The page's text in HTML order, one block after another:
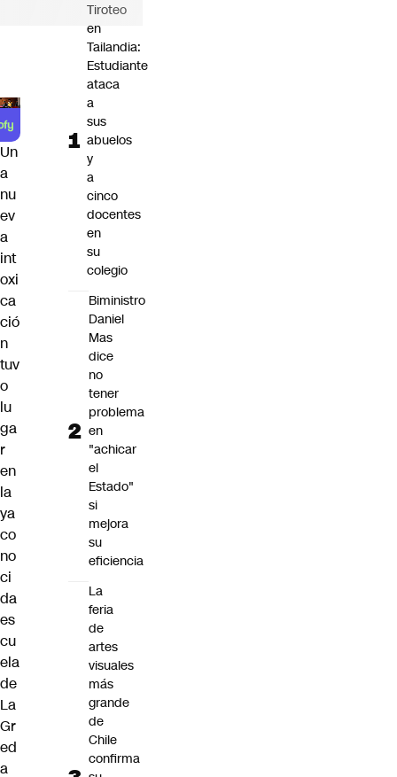
Un
a
nu
ev
a
int
oxi
ca
ció
n
tuv
o
lu
ga
r
en
la
ya
co
no
ci
da
es
cu
ela
de
La
Gr
ed
a
Tiroteo
en
Tailandia:
Estudiante
ataca
a
sus
abuelos
y
a
cinco
docentes
en
su
colegio
Biministro
Daniel
Mas
dice
no
tener
problema
en
"achicar
el
Estado"
si
mejora
su
eficiencia
La
feria
de
artes
visuales
más
grande
de
Chile
confirma